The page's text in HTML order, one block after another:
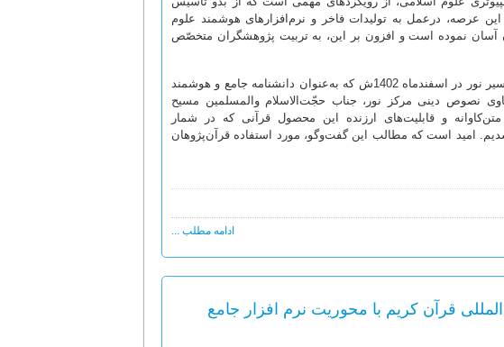
عرصه، درعمل به تولیدات فاخر و نرم‌افزارهای هوشمند علوم
آسان نموده است و افزون بر این، به تربیت پژوهشگران متخصّص
به دنبال برگزاری آیین رونمایی نسخه چهارم نرم‌افزار جامع تفاسیر نور در اسفندماه 1402ش که به‌عنوان دانشنامه جامع و هوشمند
نصوص دینی مرکز نور، جناب حجّت‌الاسلام والمسلمین مسیح
و قابلیت‌های ارزنده این محصول قرآنی که در شمار
امید است که مطالب این گفت‌وگو، مورد استفاده قرآن‌پژوهان
ادامه مطلب ...
قرآن کریم با محوریت نرم افزار جامع